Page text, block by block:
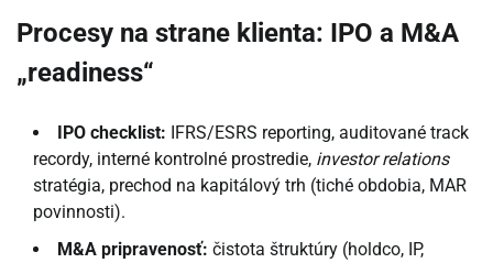
Procesy na strane klienta: IPO a M&A
„readiness“
IPO checklist: IFRS/ESRS reporting, auditované track
recordy, interné kontrolné prostredie, investor relations
stratégia, prechod na kapitálový trh (tiché obdobia, MAR
povinnosti).
M&A pripravenosť: čistota štruktúry (holdco, IP,